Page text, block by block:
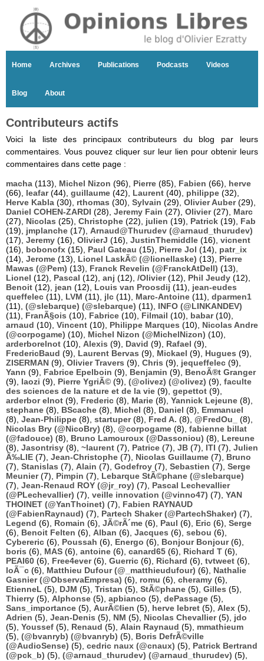
Home Archives Publications Podcasts Videos
Blog About
Contributeurs actifs
Voici la liste des principaux contributeurs du blog par leurs
commentaires. Vous pouvez cliquer sur leur lien pour obtenir leurs
commentaires dans cette page :
macha (113), Michel Nizon (96), Pierre (85), Fabien (66), herve
(66), leafar(44), guillaume (42), Laurent (40), philippe (32),
Herve Kabla (30), rthomas (30), Sylvain (29), Olivier Auber(29),
Daniel COHEN-ZARDI (28), Jeremy Fain (27), Olivier(27), Marc
(27), Nicolas (25), Christophe (22), julien (19), Patrick (19), Fab
(19), jmplanche (17), Arnaud@Thurudev (@arnaud_thurudev)
(17), Jeremy (16), OlivierJ (16), JustinThemiddle (16), vicnent
(16), bobonofx (15), Paul Gateau (15), Pierre Jol (14), patr_ix
(14), Jerome (13), Lionel LaskÃ© (@lionellaske) (13), Pierre
Mawas (@Pem) (13), Franck Revelin (@FranckAtDell) (13),
Lionel (12), Pascal (12), anj (12), /Olivier(12), Phil Jeudy (12),
Benoit (12), jean (12), Louis van Proosdij (11), jean-eudes
queffelec (11), LVM (11), jlc (11), Marc-Antoine (11), dparmen1
(11), (@slebarque) (@slebarque) (11), INFO (@LINKANDEV)
(11), FranÃ§ois (10), Fabrice (10), Filmail (10), babar(10),
arnaud (10), Vincent (10), Philippe Marques (10), Nicolas Andre
(@corpogame) (10), Michel Nizon (@MichelNizon) (10),
arderborelnot (10), Alexis (9), David (9), Rafael (9),
FredericBaud (9), Laurent Bervas (9), Mickael (9), Hugues (9),
ZISERMAN (9), Olivier Travers (9), Chris (9), jequeffelec (9),
Yann (9), Fabrice Epelboin (9), Benjamin (9), BenoÃ®t Granger
(9), laozi (9), Pierre YgriÃ© (9), (@olivez) (@olivez) (9), faculte
des sciences de la nature et de la vie (9), gepettot (9),
arderbor elnot (9), Frederic (8), Marie (8), Yannick Lejeune (8),
stephane (8), BScache (8), Michel (8), Daniel (8), Emmanuel
(8), Jean-Philippe (8), startuper(8), Fred A. (8), @FredOu_
(8),
Nicolas Bry (@NicoBry) (8), @corpogame (8), fabienne billat
(@fadouce) (8), Bruno Lamouroux (@Dassoniou) (8), Lereune
(8), Jasontrisy (8), ~laurent (7), Patrice (7), JB (7), ITI (7), Julien
Ã‰LIE (7), Jean-Christophe (7), Nicolas Guillaume (7), Bruno
(7), Stanislas (7), Alain (7), Godefroy (7), Sebastien (7), Serge
Meunier(7), Pimpin (7), Lebarque StÃ©phane (@slebarque)
(7), Jean-Renaud ROY (@jr_roy) (7), Pascal Lechevallier
(@PLechevallier) (7), veille innovation (@vinno47) (7), YAN
THOINET (@YanThoinet) (7), Fabien RAYNAUD
(@FabienRaynaud) (7), Partech Shaker (@PartechShaker) (7),
Legend (6), Romain (6), JÃ©rÃ´me (6), Paul (6), Eric (6), Serge
(6), Benoit Felten (6), Alban (6), Jacques (6), sebou (6),
Cybereric (6), Poussah (6), Energo (6), Bonjour Bonjour(6),
boris (6), MAS (6), antoine (6), canard65 (6), Richard T (6),
PEAI60 (6), Free4ever(6), Guerric (6), Richard (6), tvtweet (6),
loÃ¯c (6), Matthieu Dufour (@_matthieudufour) (6), Nathalie
Gasnier (@ObservaEmpresa) (6), romu (6), cheramy (6),
EtienneL (5), DJM (5), Tristan (5), StÃ©phane (5), Gilles (5),
Thierry (5), Alphonse (5), apbianco (5), dePassage (5),
Sans_importance (5), AurÃ©lien (5), herve lebret (5), Alex (5),
Adrien (5), Jean-Denis (5), NM (5), Nicolas Chevallier(5), jdo
(5), Youssef (5), Renaud (5), Alain Raynaud (5), mmathieum
(5), (@bvanryb) (@bvanryb) (5), Boris DefrÃ©ville
(@AudioSense) (5), cedric naux (@cnaux) (5), Patrick Bertrand
(@pck_b) (5), (@arnaud_thurudev) (@arnaud_thurudev) (5),